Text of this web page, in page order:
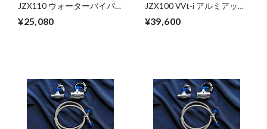
JZX110 ウォーターバイパ
¥25,080
JZX100 VVt-i アルミアッパ
ト
¥39,600